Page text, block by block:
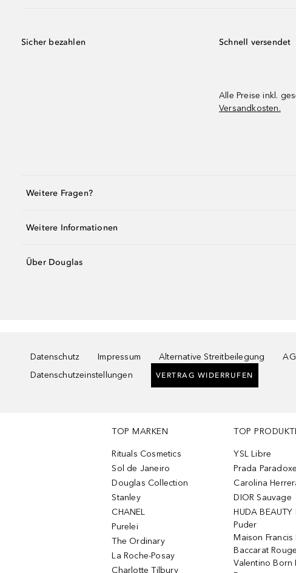
Sicher bezahlen Schnell versendet
Alle Preise inkl.
Versandkosten.
Weitere Fragen?
Weitere Informationen
Über Douglas
Datenschutz Impressum Alternative Streitbeilegung
Datenschutzeinstellungen
VERTRAG WIDERRUFEN
TOP MARKEN
Rituals Cosmetics
Sol de Janeiro
Douglas Collection
Stanley
CHANEL
Purelei
The Ordinary
La Roche-Posay
Charlotte Tilbury
TOP
YSL Libre
Prada Paradoxe
Carolina
DIOR Sauvage
HUDA BEAUTY
Puder
Maison Francis
Baccarat
Valentino Born